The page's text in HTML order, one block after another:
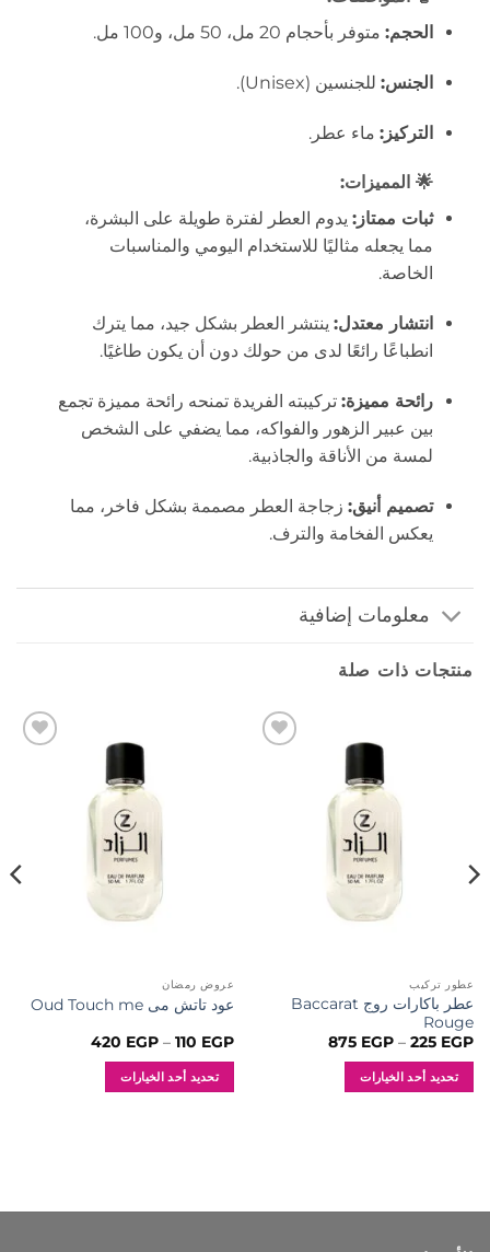
الحجم: متوفر بأحجام 20 مل، 50 مل، و100 مل.
الجنس: للجنسين (Unisex).
التركيز: ماء عطر.
🌟 المميزات:
ثبات ممتاز: يدوم العطر لفترة طويلة على البشرة،
مما يجعله مثاليًا للاستخدام اليومي والمناسبات
الخاصة.
انتشار معتدل: ينتشر العطر بشكل جيد، مما يترك
انطباعًا رائعًا لدى من حولك دون أن يكون طاغيًا.
رائحة مميزة: تركيبته الفريدة تمنحه رائحة مميزة تجمع
بين عبير الزهور والفواكه، مما يضفي على الشخص
لمسة من الأناقة والجاذبية.
تصميم أنيق: زجاجة العطر مصممة بشكل فاخر، مما
يعكس الفخامة والترف.
معلومات إضافية
منتجات ذات صلة
عطور تركيب
عطر باكارات روج Baccarat
Rouge
225 EGP
–
875 EGP
نطاق
تحديد أحد الخيارات
لهذا
عروض رمضان
عود تاتش مى Oud Touch me
110 EGP
–
420 EGP
نطاق
تحديد أحد الخيارات
لهذا